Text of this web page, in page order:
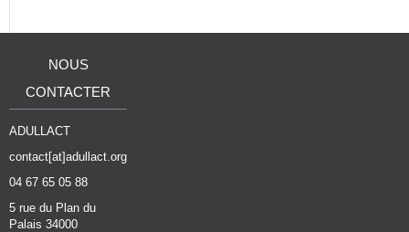
NOUS
CONTACTER
ADULLACT
contact[at]adullact.org
04 67 65 05 88
5 rue du Plan du
Palais 34000